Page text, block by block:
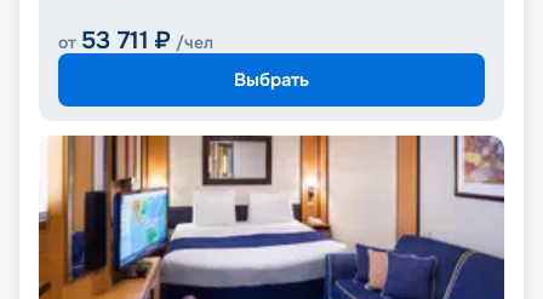
от 53 711 ₽ /чел
Выбрать